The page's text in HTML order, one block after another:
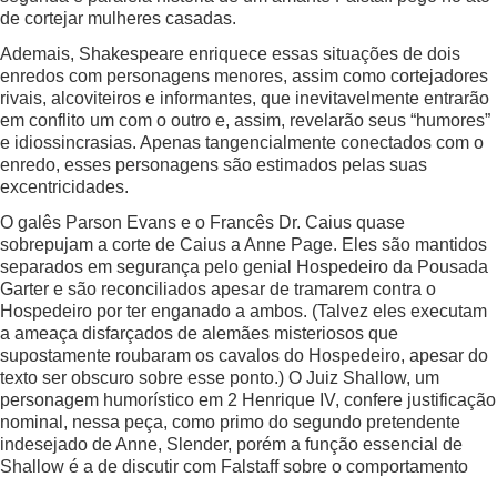
de cortejar mulheres casadas.
Ademais, Shakespeare enriquece essas situações de dois
enredos com personagens menores, assim como cortejadores
rivais, alcoviteiros e informantes, que inevitavelmente entrarão
em conflito um com o outro e, assim, revelarão seus “humores”
e idiossincrasias. Apenas tangencialmente conectados com o
enredo, esses personagens são estimados pelas suas
excentricidades.
O galês Parson Evans e o Francês Dr. Caius quase
sobrepujam a corte de Caius a Anne Page. Eles são mantidos
separados em segurança pelo genial Hospedeiro da Pousada
Garter e são reconciliados apesar de tramarem contra o
Hospedeiro por ter enganado a ambos. (Talvez eles executam
a ameaça disfarçados de alemães misteriosos que
supostamente roubaram os cavalos do Hospedeiro, apesar do
texto ser obscuro sobre esse ponto.) O Juiz Shallow, um
personagem humorístico em 2 Henrique IV, confere justificação
nominal, nessa peça, como primo do segundo pretendente
indesejado de Anne, Slender, porém a função essencial de
Shallow é a de discutir com Falstaff sobre o comportamento